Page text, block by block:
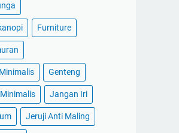
Furniture
Genteng
Jangan Iri
Jeruji Anti Maling